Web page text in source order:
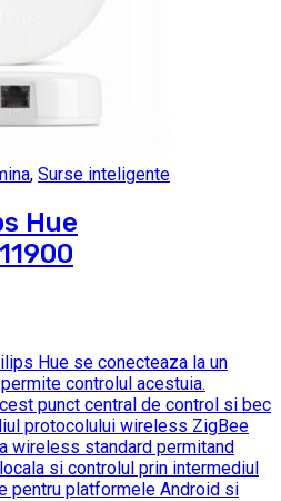
, Surse inteligente
Hue
Hue se conecteaza la un
controlul acestuia.
punct central de control si bec
protocolului wireless ZigBee
wireless standard permitand
si controlul prin intermediul
pentru platformele Android si